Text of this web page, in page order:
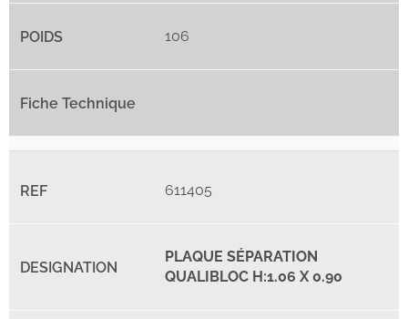
106
611405
PLAQUE SÉPARATION
QUALIBLOC H:1.06 X 0.90